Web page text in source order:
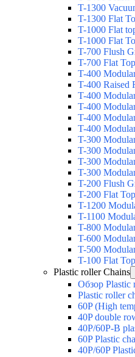
T-1300
T-1300 Flat
T-1000 Flat
T-1000 Flat
T-700 Flush
T-700 Flat
T-400
T-400 Raised
T-400
T-400
T-400
T-400
T-300
T-300
T-300
T-300
T-200 Flush
T-200 Flat
T-1200
T-1100
T-800
T-600
T-500
T-100 Flat
Plastic roller Chains
Обзор Plastic
Plastic roller
60P (High
40P double
40P/60P-B
60P Plastic
40P/60P